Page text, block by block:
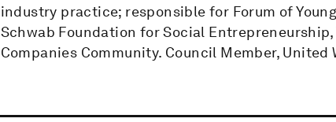
industry practice; responsible for Forum of
Schwab Foundation for Social
Companies Community. Council Member, United